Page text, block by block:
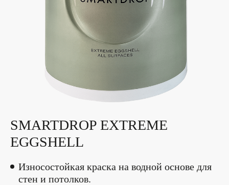
SMARTDROP EXTREME
EGGSHELL
Износостойкая краска на водной основе для
стен и потолков.